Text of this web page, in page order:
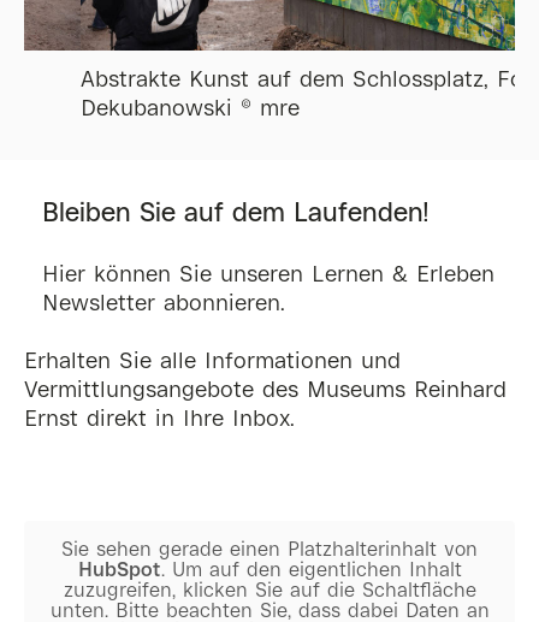
Abstrakte Kunst auf dem Schlossplatz, Foto:
Dekubanowski © mre
Bleiben Sie auf dem Laufenden!
Hier können Sie unseren Lernen & Erleben
Newsletter abonnieren.
Erhalten Sie alle Informationen und
Vermittlungsangebote des Museums Reinhard
Ernst direkt in Ihre Inbox.
Sie sehen gerade einen Platzhalterinhalt von
HubSpot. Um auf den eigentlichen Inhalt
zuzugreifen, klicken Sie auf die Schaltfläche
unten. Bitte beachten Sie, dass dabei Daten an